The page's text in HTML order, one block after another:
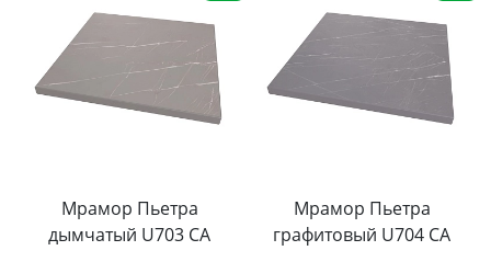
Мрамор Пьетра
дымчатый U703 CA
Мрамор Пьетра
графитовый U704 CA